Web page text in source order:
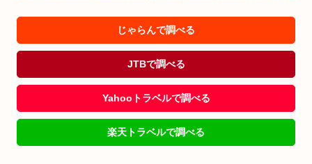
じゃらんで調べる
JTBで調べる
Yahooトラベルで調べる
楽天トラベルで調べる